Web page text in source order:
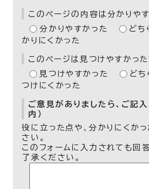
このページの内容は分かりやす
分かりやすかった
どち
かりにくかった
このページは見つけやすかった
見つけやすかった
どち
つけにくかった
ご意見がありましたら、ご記
内）
役に立った点や、分かりにくか
さい。
このフォームに入力されても回
了承ください。